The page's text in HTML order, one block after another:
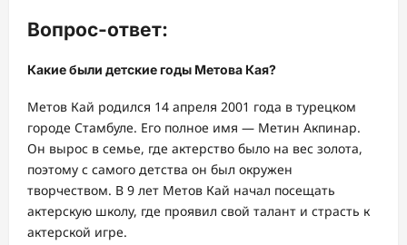
Вопрос-ответ:
Какие были детские годы Метова Кая?
Метов Кай родился 14 апреля 2001 года в турецком
городе Стамбуле. Его полное имя — Метин Акпинар.
Он вырос в семье, где актерство было на вес золота,
поэтому с самого детства он был окружен
творчеством. В 9 лет Метов Кай начал посещать
актерскую школу, где проявил свой талант и страсть к
актерской игре.